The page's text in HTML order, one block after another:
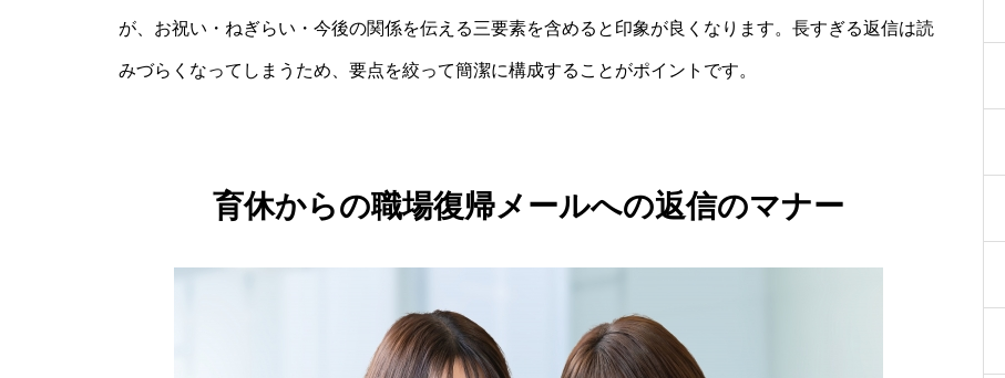
が、お祝い・ねぎらい・今後の関係を伝える三要素を含めると印象が良くなります。長すぎる返信は読
みづらくなってしまうため、要点を絞って簡潔に構成することがポイントです。
育休からの職場復帰メールへの返信のマナー